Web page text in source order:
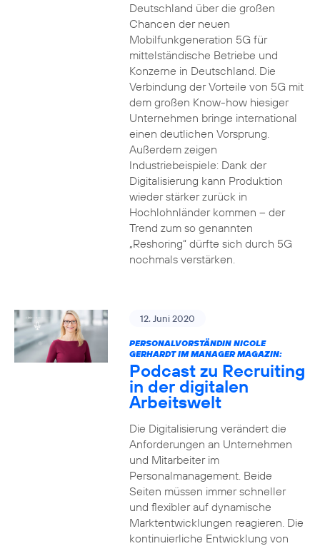
Deutschland über die großen
Chancen der neuen
Mobilfunkgeneration 5G für
mittelständische Betriebe und
Konzerne in Deutschland. Die
Verbindung der Vorteile von 5G mit
dem großen Know-how hiesiger
Unternehmen bringe international
einen deutlichen Vorsprung.
Außerdem zeigen
Industriebeispiele: Dank der
Digitalisierung kann Produktion
wieder stärker zurück in
Hochlohnländer kommen – der
Trend zum so genannten
„Reshoring“ dürfte sich durch 5G
nochmals verstärken.
12. Juni 2020
PERSONALVORSTÄNDIN NICOLE
GERHARDT IM MANAGER MAGAZIN:
Podcast zu Recruiting
in der digitalen
Arbeitswelt
Die Digitalisierung verändert die
Anforderungen an Unternehmen
und Mitarbeiter im
Personalmanagement. Beide
Seiten müssen immer schneller
und flexibler auf dynamische
Marktentwicklungen reagieren. Die
kontinuierliche Entwicklung von